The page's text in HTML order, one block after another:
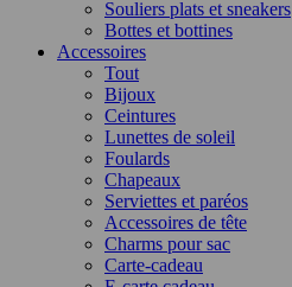
Souliers plats et sneakers
Bottes et bottines
Accessoires
Tout
Bijoux
Ceintures
Lunettes de soleil
Foulards
Chapeaux
Serviettes et paréos
Accessoires de tête
Charms pour sac
Carte-cadeau